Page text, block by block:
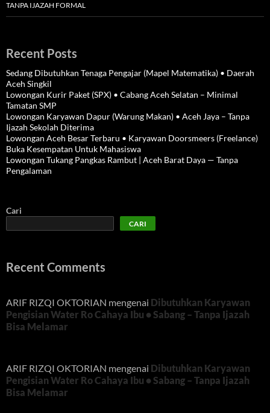
TANPA IJAZAH FORMAL
Recent Posts
Sedang Dibutuhkan Tenaga Pengajar (Mapel Matematika) • Daerah
Aceh Singkil
Lowongan Kurir Paket (SPX) • Cabang Aceh Selatan – Minimal
Tamatan SMP
Lowongan Karyawan Dapur (Warung Makan) • Aceh Jaya – Tanpa
Ijazah Sekolah Diterima
Lowongan Aceh Besar Terbaru • Karyawan Doorsmeers (Freelance)
Buka Kesempatan Untuk Mahasiswa
Lowongan Tukang Pangkas Rambut | Aceh Barat Daya — Tanpa
Pengalaman
Cari
CARI
Recent Comments
ARIF RIZQI OKTORIAN mengenai Dibutuhkan Karyawan
Pengisian Water Ro Cahaya Ibu • Sabang – Tanpa Ijazah
Bisa Melamar
ARIF RIZQI OKTORIAN mengenai Dibutuhkan Karyawan
Pengisian Water Ro Cahaya Ibu • Sabang – Tanpa Ijazah
Bisa Melamar